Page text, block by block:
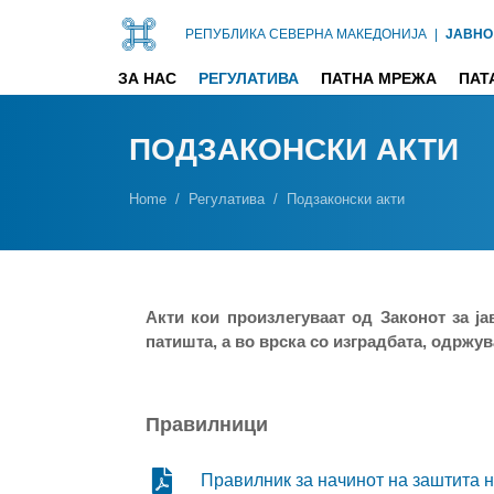
РЕПУБЛИКА СЕВЕРНА МАКЕДОНИЈА |
ЗА НАС РЕГУЛАТИВА ПАТНА МРЕЖА
ПОДЗАКОНСКИ АКТИ
Home Регулатива Подзаконски акти
Акти кои произлегуваат од Законот за
патишта, а во врска со изградбата,
Правилници
Правилник за начинот на заштита